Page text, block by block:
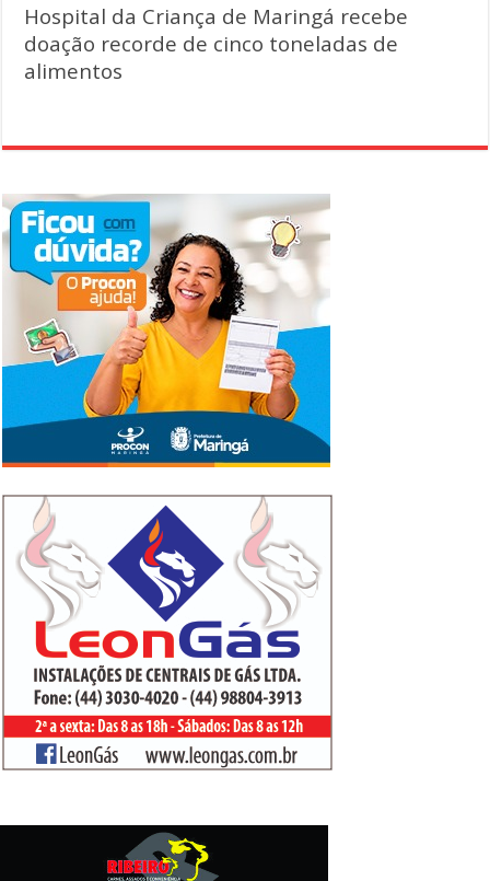
Hospital da Criança de Maringá recebe
doação recorde de cinco toneladas de
alimentos